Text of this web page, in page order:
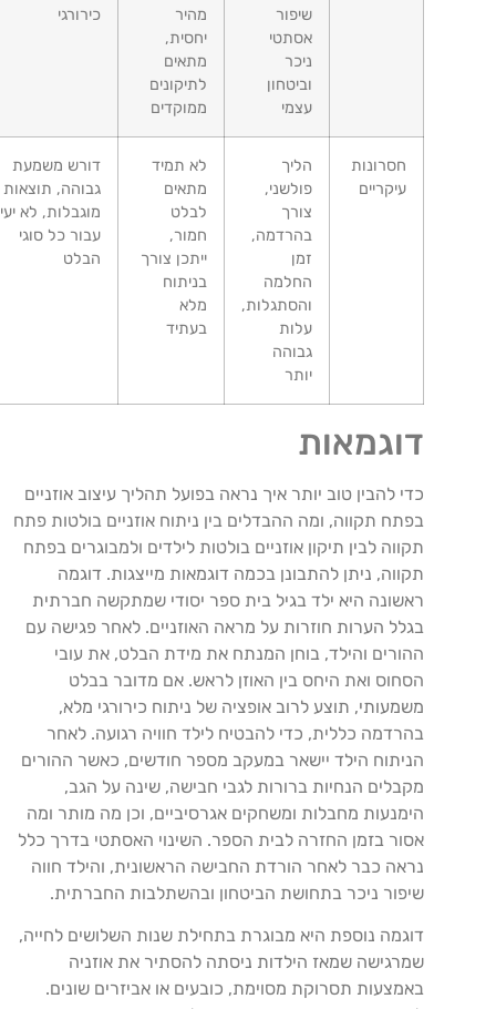
שיפור
אסתטי
וביטחון
עצמי
מהיר
יחסית,
מתאים
לתיקונים
ממוקדים
כירורגי
חסרונות
עיקריים
הליך
פולשני,
צורך
בהרדמה,
החלמה
והסתגלות,
עלות
גבוהה
יותר
לא תמיד
מתאים
לבלט
חמור,
ייתכן צורך
בניתוח
בעתיד
דורש משמעת
גבוהה, תוצאות
מוגבלות, לא יעיל
עבור כל סוגי
הבלט
דוגמאות
כדי להבין טוב יותר איך נראה בפועל תהליך עיצוב אוזניים
בפתח תקווה, ומה ההבדלים בין ניתוח אוזניים בולטות פתח
תקווה לבין תיקון אוזניים בולטות לילדים ולמבוגרים בפתח
תקווה, ניתן להתבונן בכמה דוגמאות מייצגות. דוגמה
ראשונה היא ילד בגיל בית ספר יסודי שמתקשה חברתית
בגלל הערות חוזרות על מראה האוזניים. לאחר פגישה עם
ההורים והילד, בוחן המנתח את מידת הבלט, את עובי
הסחוס ואת היחס בין האוזן לראש. אם מדובר בבלט
משמעותי, תוצע לרוב אופציה של ניתוח כירורגי מלא,
בהרדמה כללית, כדי להבטיח לילד חוויה רגועה. לאחר
הניתוח הילד יישאר במעקב מספר חודשים, כאשר ההורים
מקבלים הנחיות ברורות לגבי חבישה, שינה על הגב,
הימנעות מחבלות ומשחקים אגרסיביים, וכן מה מותר ומה
אסור בזמן החזרה לבית הספר. השינוי האסתטי בדרך כלל
נראה כבר לאחר הורדת החבישה הראשונית, והילד חווה
שיפור ניכר בתחושת הביטחון ובהשתלבות החברתית.
דוגמה נוספת היא מבוגרת בתחילת שנות השלושים לחייה,
שמרגישה שמאז הילדות ניסתה להסתיר את אוזניה
באמצעות תסרוקת מסוימת, כובעים או אביזרים שונים.